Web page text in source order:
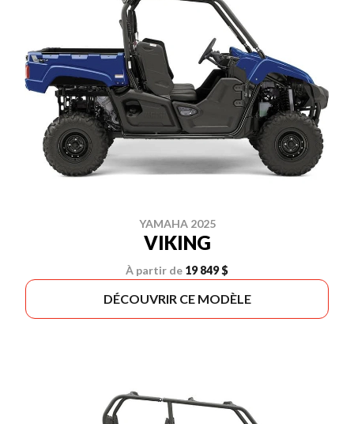
YAMAHA 2025
VIKING
À partir de 19 849 $
DÉCOUVRIR CE MODÈLE